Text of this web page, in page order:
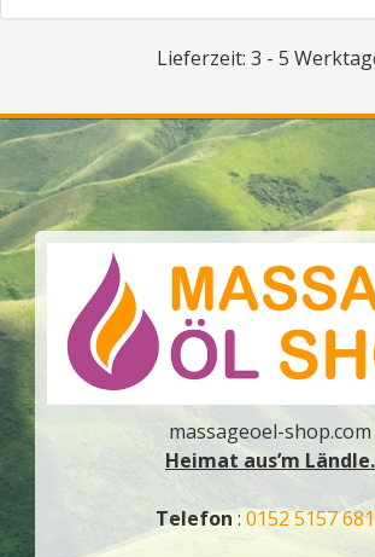
Lieferzeit: 3 - 5
massageoel-shop.com
Heimat aus’m Ländle.
Telefon: 0152 5157